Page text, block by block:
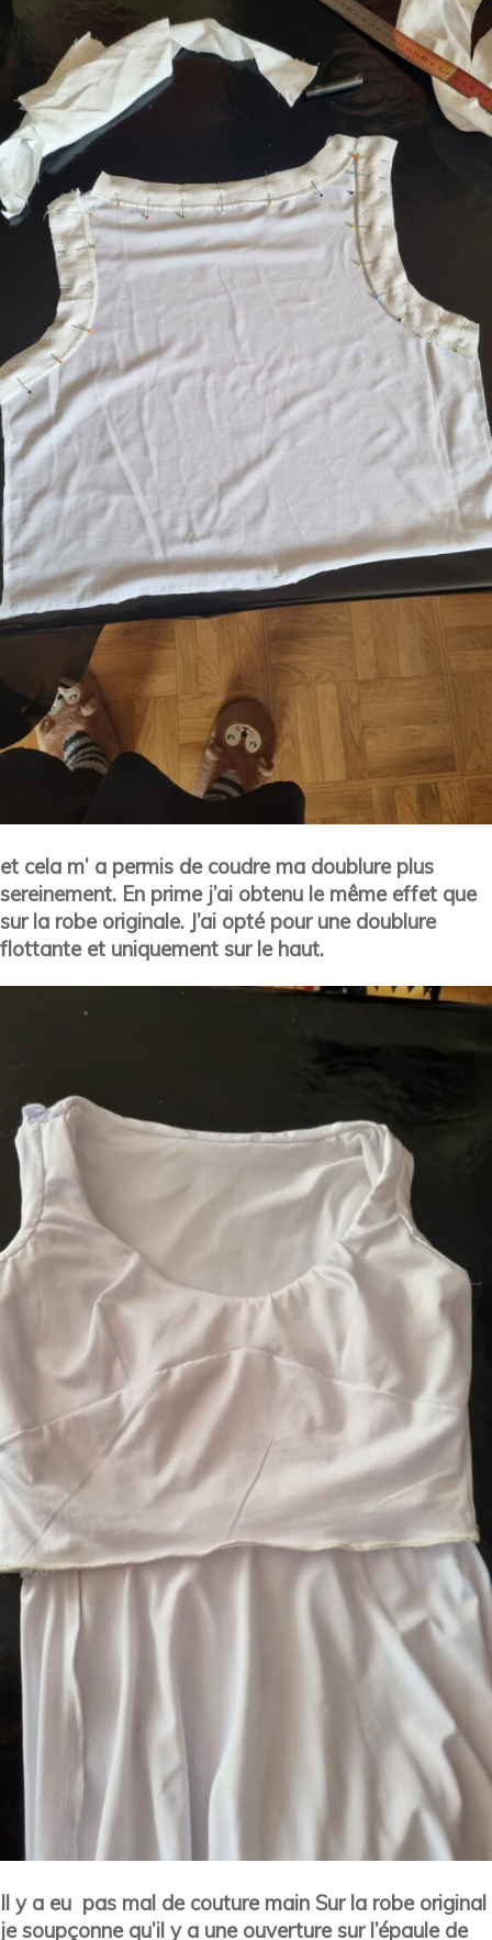
et cela m’ a permis de coudre ma doublure plus
sereinement. En prime j’ai obtenu le même effet que
sur la robe originale. J’ai opté pour une doublure
flottante et uniquement sur le haut.
Il y a eu pas mal de couture main Sur la robe original
je soupçonne qu’il y a une ouverture sur l’épaule de